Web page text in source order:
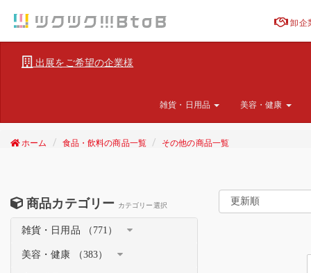
卸企
出展をご希望の企業様
雑貨・日用品 美容・健康
ホーム 食品・飲料の商品一覧 その他の商品一覧
商品カテゴリー カテゴリー選択
雑貨・日用品 （771）
美容・健康 （383）